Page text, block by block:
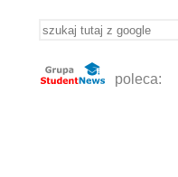
poleca: